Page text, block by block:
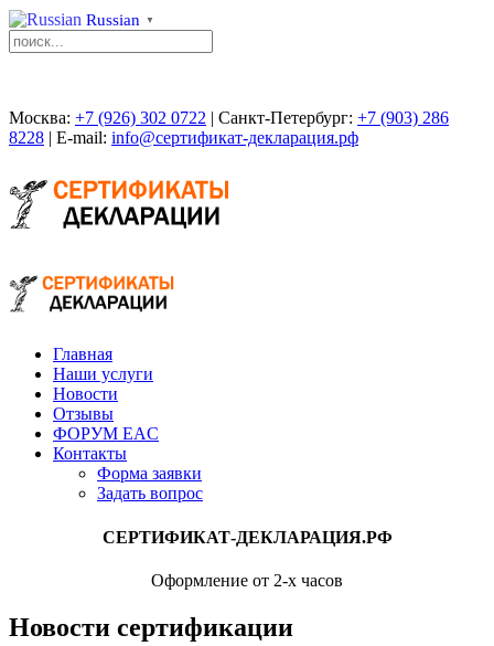
Russian ▼
Москва: +7 (926) 302 0722 | Санкт-Петербург: +7 (903) 286
8228 | E-mail: info@сертификат-декларация.рф
Главная
Наши услуги
Новости
Отзывы
ФОРУМ EAC
Контакты
Форма заявки
Задать вопрос
СЕРТИФИКАТ-ДЕКЛАРАЦИЯ.РФ
Оформление от 2-х часов
Новости сертификации